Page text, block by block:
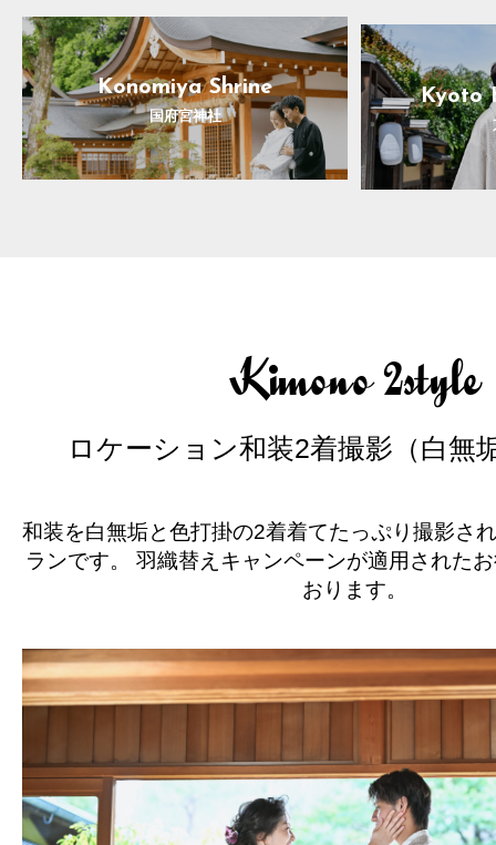
Konomiya Shrine
国府宮神社
Kyoto
Kimono 2style
ロケーション和装2着撮影（白無
和装を白無垢と色打掛の2着着てたっぷり撮影さ
ランです。
羽織替えキャンペーンが適用された
おります。